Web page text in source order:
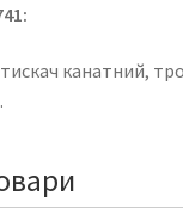
канатний,